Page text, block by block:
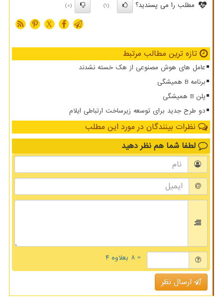
مطلب را می پسندید؟
(1)
(0)
X
تازه ترین مطالب مرتبط
عامل های هوش مصنوعی از هک خسته نشدند
برنامه B همیشگی
پلن B همیشگی
دو طرح جدید برای توسعه زیرساخت ارتباطی ایلام
نظرات بینندگان در مورد این مطلب
لطفا شما هم نظر دهید
= ۸ بعلاوه ۴
ارسال نظر